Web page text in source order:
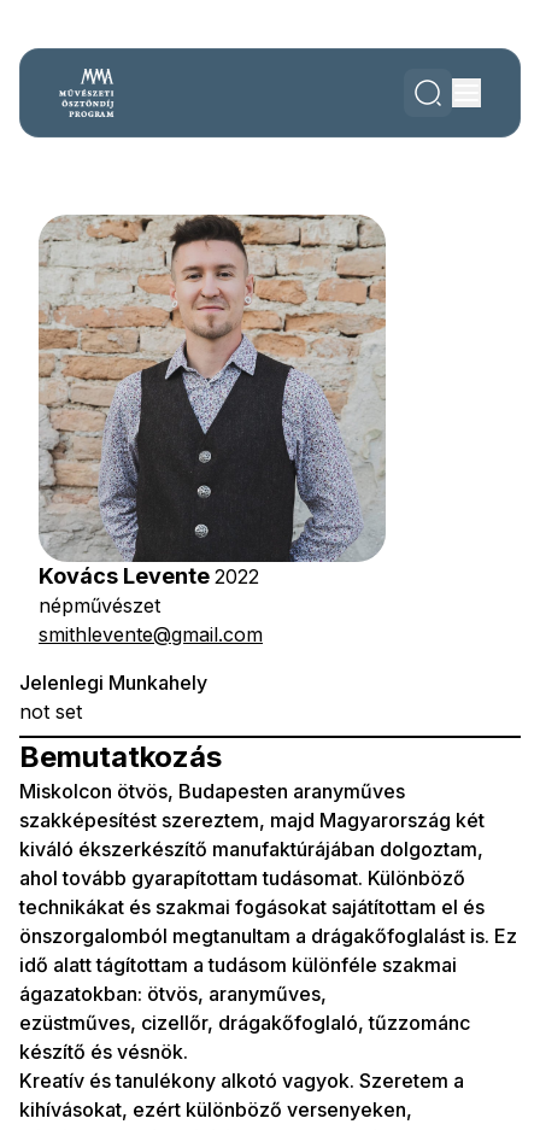
Kovács Levente 2022
népművészet
smithlevente@gmail.com
Bemutatkozás
Miskolcon ötvös, Budapesten aranyműves
szakképesítést szereztem, majd Magyarország két
kiváló ékszerkészítő manufaktúrájában dolgoztam,
ahol tovább gyarapítottam tudásomat. Különböző
technikákat és szakmai fogásokat sajátítottam el és
önszorgalomból megtanultam a drágakőfoglalást is. Ez
idő alatt tágítottam a tudásom különféle szakmai
ágazatokban: ötvös, aranyműves,
ezüstműves, cizellőr, drágakőfoglaló, tűzzománc
készítő és vésnök.
Kreatív és tanulékony alkotó vagyok. Szeretem a
kihívásokat, ezért különböző versenyeken,
Jelenlegi Munkahely
not set